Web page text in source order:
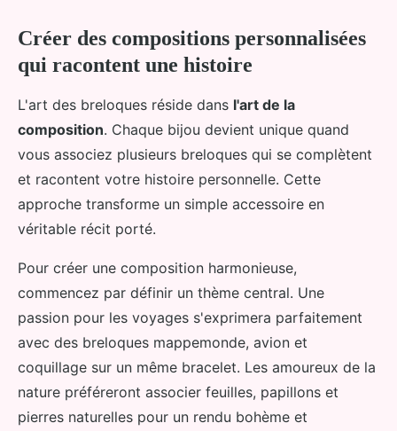
Créer des compositions personnalisées
qui racontent une histoire
L'art des breloques réside dans l'art de la
composition. Chaque bijou devient unique quand
vous associez plusieurs breloques qui se complètent
et racontent votre histoire personnelle. Cette
approche transforme un simple accessoire en
véritable récit porté.
Pour créer une composition harmonieuse,
commencez par définir un thème central. Une
passion pour les voyages s'exprimera parfaitement
avec des breloques mappemonde, avion et
coquillage sur un même bracelet. Les amoureux de la
nature préféreront associer feuilles, papillons et
pierres naturelles pour un rendu bohème et